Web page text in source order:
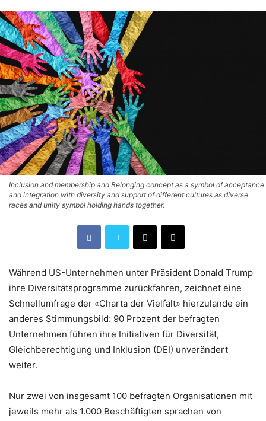
Inclusion and membership and Belonging concept as a symbol of acceptance
and integration with diversity and support of different cultures as diverse
races and unity symbol holding hands together.
Während US-Unternehmen unter Präsident Donald Trump
ihre Diversitätsprogramme zurückfahren, zeichnet eine
Schnellumfrage der «Charta der Vielfalt» hierzulande ein
anderes Stimmungsbild: 90 Prozent der befragten
Unternehmen führen ihre Initiativen für Diversität,
Gleichberechtigung und Inklusion (DEI) unverändert
weiter.
Nur zwei von insgesamt 100 befragten Organisationen mit
jeweils mehr als 1.000 Beschäftigten sprachen von